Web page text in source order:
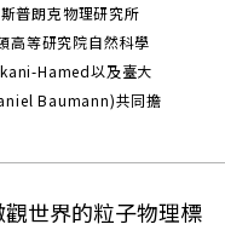
普朗克物理研究所
高等研究院自然科學
Hamed以及臺大
Baumann)共同擔
世界的粒子物理標